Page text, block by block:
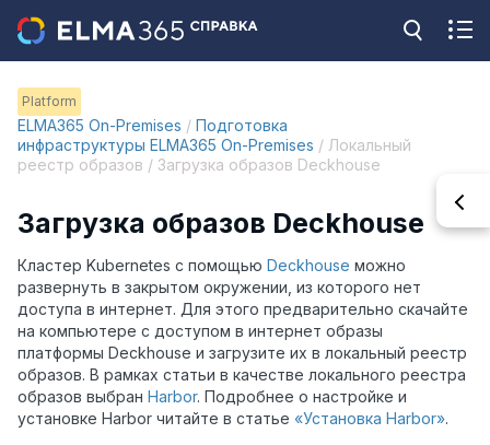
Platform
ELMA365 On-Premises / Подготовка
инфраструктуры ELMA365 On-Premises / Локальный
реестр образов / Загрузка образов Deckhouse
Загрузка образов Deckhouse
Кластер Kubernetes с помощью Deckhouse можно
развернуть в закрытом окружении, из которого нет
доступа в интернет. Для этого предварительно скачайте
на компьютере с доступом в интернет образы
платформы Deckhouse и загрузите их в локальный реестр
образов. В рамках статьи в качестве локального реестра
образов выбран Harbor. Подробнее о настройке и
установке Harbor читайте в статье «Установка Harbor».